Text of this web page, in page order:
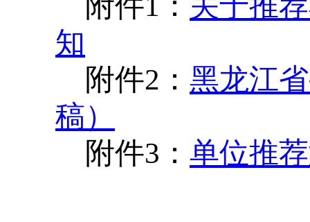
知
附件2： 黑龙江
稿）
附件3： 单位推